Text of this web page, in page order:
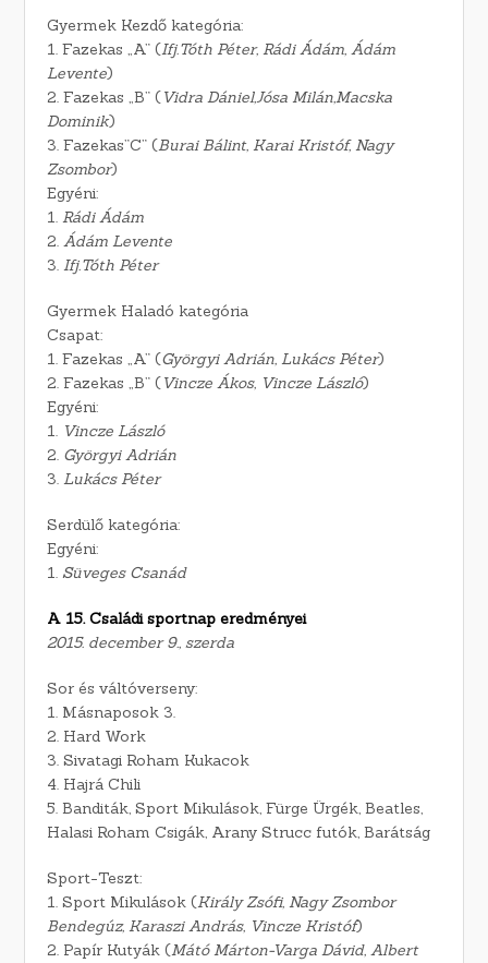
Gyermek Kezdő kategória:
1. Fazekas „A” (Ifj.Tóth Péter, Rádi Ádám, Ádám
Levente)
2. Fazekas „B” (Vidra Dániel,Jósa Milán,Macska
Dominik)
3. Fazekas”C” (Burai Bálint, Karai Kristóf, Nagy
Zsombor)
Egyéni:
1.Rádi Ádám
2.Ádám Levente
3.Ifj.Tóth Péter
Gyermek Haladó kategória
Csapat:
1. Fazekas „A” (Györgyi Adrián, Lukács Péter)
2. Fazekas „B” (Vincze Ákos, Vincze László)
Egyéni:
1. Vincze László
2. Györgyi Adrián
3.Lukács Péter
Serdülő kategória:
Egyéni:
1.Süveges Csanád
A 15. Családi sportnap eredményei
2015. december 9., szerda
Sor és váltóverseny:
1. Másnaposok 3.
2. Hard Work
3. Sivatagi Roham Kukacok
4. Hajrá Chili
5. Banditák, Sport Mikulások, Fürge Ürgék, Beatles,
Halasi Roham Csigák, Arany Strucc futók, Barátság
Sport-Teszt:
1. Sport Mikulások (Király Zsófi, Nagy Zsombor
Bendegúz, Karaszi András, Vincze Kristóf)
2. Papír Kutyák (Mátó Márton-Varga Dávid, Albert